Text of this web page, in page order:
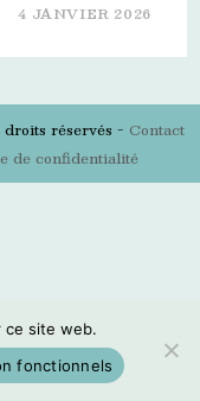
4 JANVIER 2026
réservés - Contact
de confidentialité
ce site web.
fonctionnels